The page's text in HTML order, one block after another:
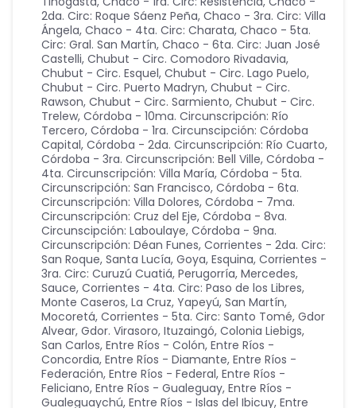
2da. Circ: Roque Sáenz Peña, Chaco - 3ra. Circ: Villa
Ángela, Chaco - 4ta. Circ: Charata, Chaco - 5ta.
Circ: Gral. San Martín, Chaco - 6ta. Circ: Juan José
Castelli, Chubut - Circ. Comodoro Rivadavia,
Chubut - Circ. Esquel, Chubut - Circ. Lago Puelo,
Chubut - Circ. Puerto Madryn, Chubut - Circ.
Rawson, Chubut - Circ. Sarmiento, Chubut - Circ.
Trelew, Córdoba - 10ma. Circunscripción: Río
Tercero, Córdoba - 1ra. Circunscipción: Córdoba
Capital, Córdoba - 2da. Circunscripción: Río Cuarto,
Córdoba - 3ra. Circunscripción: Bell Ville, Córdoba -
4ta. Circunscripción: Villa María, Córdoba - 5ta.
Circunscripción: San Francisco, Córdoba - 6ta.
Circunscripción: Villa Dolores, Córdoba - 7ma.
Circunscripción: Cruz del Eje, Córdoba - 8va.
Circunscipción: Laboulaye, Córdoba - 9na.
Circunscripción: Déan Funes, Corrientes - 2da. Circ:
San Roque, Santa Lucía, Goya, Esquina, Corrientes -
3ra. Circ: Curuzú Cuatiá, Perugorría, Mercedes,
Sauce, Corrientes - 4ta. Circ: Paso de los Libres,
Monte Caseros, La Cruz, Yapeyú, San Martín,
Mocoretá, Corrientes - 5ta. Circ: Santo Tomé, Gdor
Alvear, Gdor. Virasoro, Ituzaingó, Colonia Liebigs,
San Carlos, Entre Ríos - Colón, Entre Ríos -
Concordia, Entre Ríos - Diamante, Entre Ríos -
Federación, Entre Ríos - Federal, Entre Ríos -
Feliciano, Entre Ríos - Gualeguay, Entre Ríos -
Gualeguaychú, Entre Ríos - Islas del Ibicuy, Entre